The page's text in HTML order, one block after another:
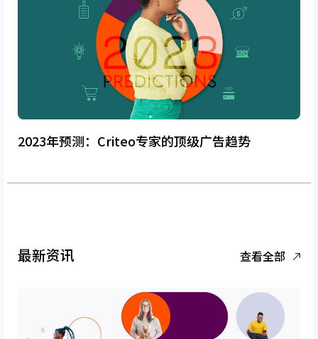
2023年预测：Criteo专家的顶级广告趋势
最新资讯 查看全部